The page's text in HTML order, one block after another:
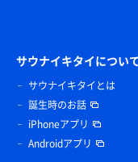
サウナイキタイについ
サウナイキタイとは
誕生時のお話
iPhoneアプリ
Androidアプリ